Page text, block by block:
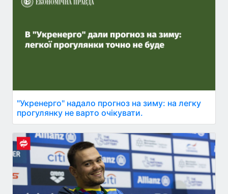
"Укренерго" надало прогноз на зиму: на легку
прогулянку не варто очікувати.